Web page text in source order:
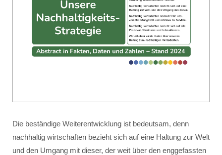
Die beständige Weiterentwicklung ist bedeutsam, denn
nachhaltig wirtschaften bezieht sich auf eine Haltung zur Welt
und den Umgang mit dieser, der weit über den enggefassten